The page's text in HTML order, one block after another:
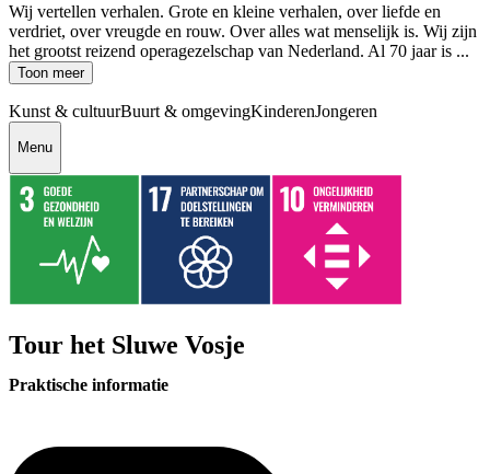
Wij vertellen verhalen. Grote en kleine verhalen, over liefde en
verdriet, over vreugde en rouw. Over alles wat menselijk is. Wij zijn
het grootst reizend operagezelschap van Nederland. Al 70 jaar is ...
Toon meer
Kunst & cultuurBuurt & omgevingKinderenJongeren
Menu
Tour het Sluwe Vosje
Praktische informatie